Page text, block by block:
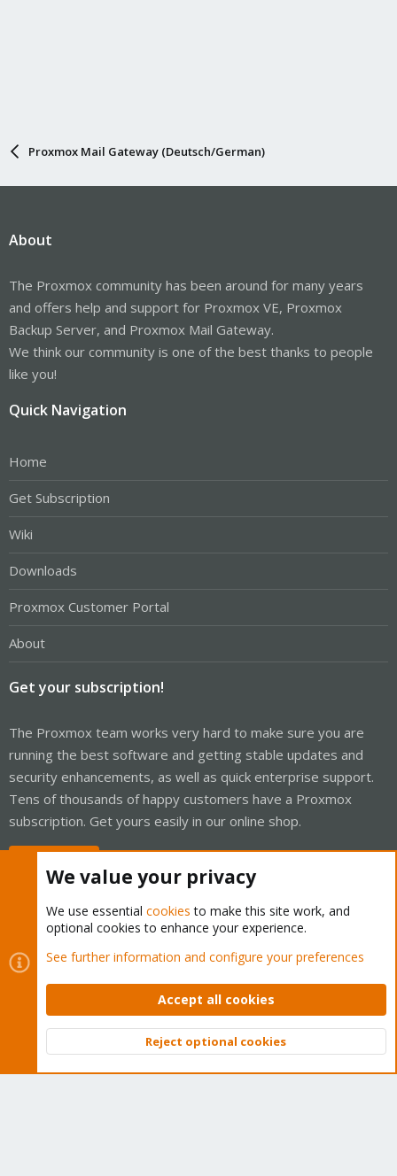
Proxmox Mail Gateway (Deutsch/German)
About
The Proxmox community has been around for many years
and offers help and support for Proxmox VE, Proxmox
Backup Server, and Proxmox Mail Gateway.
We think our community is one of the best thanks to people
like you!
Quick Navigation
Home
Get Subscription
Wiki
Downloads
Proxmox Customer Portal
About
Get your subscription!
The Proxmox team works very hard to make sure you are
running the best software and getting stable updates and
security enhancements, as well as quick enterprise support.
Tens of thousands of happy customers have a Proxmox
subscription. Get yours easily in our online shop.
Cookies
Proxmox Support Forum - Light Mode
Contact us
Terms and rules Privacy policy Help Home
Community platform by XenForo © 2010-2026 XenForo Ltd.
Top
We value your privacy
We use essential cookies to make this site work, and
optional cookies to enhance your experience.
See further information and configure your preferences
Accept all cookies
Reject optional cookies